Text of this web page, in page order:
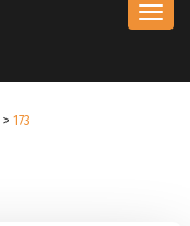
> 173